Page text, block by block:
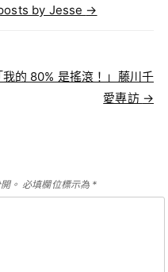
by Jesse →
我的 80% 是搖滾！」藤川千
愛專訪 →
。 必填欄位標示為 *